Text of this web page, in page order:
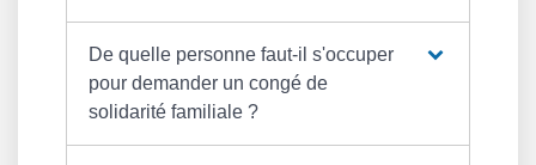
De quelle personne faut-il s'occuper
pour demander un congé de
solidarité familiale ?